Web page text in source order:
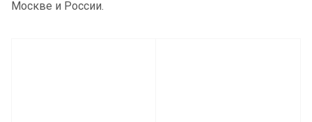
Москве и России.